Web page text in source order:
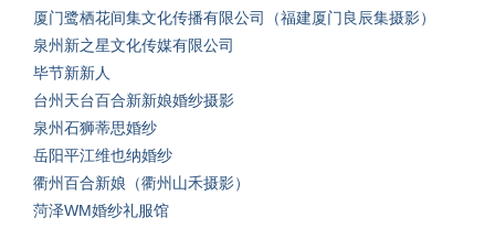
厦门鹭栖花间集文化传播有限公司（福建厦门良辰集摄影）
泉州新之星文化传媒有限公司
毕节新新人
台州天台百合新新娘婚纱摄影
泉州石狮蒂思婚纱
岳阳平江维也纳婚纱
衢州百合新娘（衢州山禾摄影）
菏泽WM婚纱礼服馆